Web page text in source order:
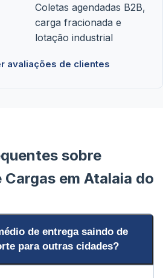
Coletas agendadas B2B,
carga fracionada e
lotação industrial
avaliações de clientes
sobre
em Atalaia do
de entrega saindo de
para outras cidades?